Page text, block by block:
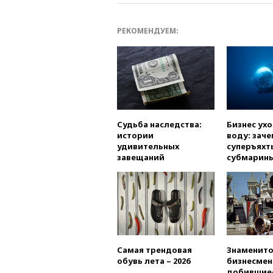
РЕКОМЕНДУЕМ:
Судьба наследства:
истории
удивительных
завещаний
Бизнес
воду:
Самая трендовая
обувь лета – 2026